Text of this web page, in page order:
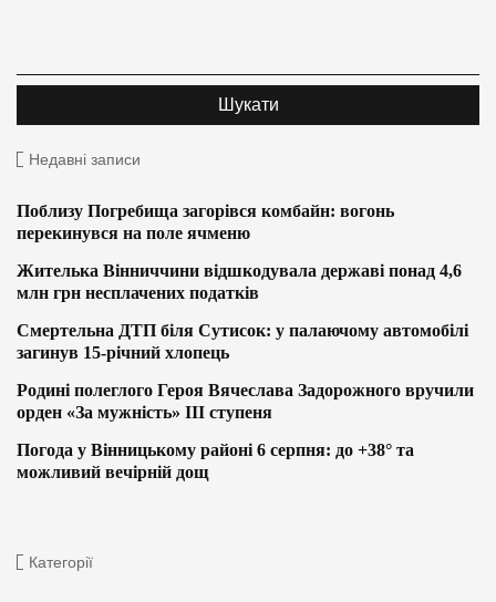
Недавні записи
Поблизу Погребища загорівся комбайн: вогонь
перекинувся на поле ячменю
Жителька Вінниччини відшкодувала державі понад 4,6
млн грн несплачених податків
Смертельна ДТП біля Сутисок: у палаючому автомобілі
загинув 15-річний хлопець
Родині полеглого Героя Вячеслава Задорожного вручили
орден «За мужність» ІІІ ступеня
Погода у Вінницькому районі 6 серпня: до +38° та
можливий вечірній дощ
Категорії